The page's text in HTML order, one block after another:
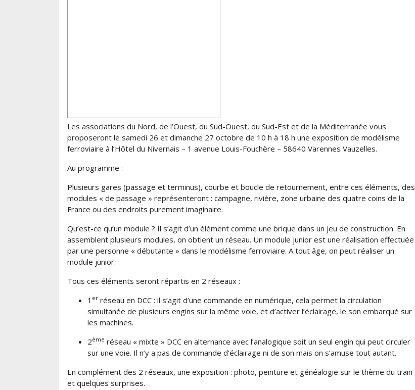
Les associations du Nord, de l’Ouest, du Sud-Ouest, du Sud-Est et de la Méditerranée vous
proposeront le samedi 26 et dimanche 27 octobre de 10 h à 18 h une exposition de modélisme
ferroviaire à l’Hôtel du Nivernais – 1 avenue Louis-Fouchère – 58640 Varennes Vauzelles.
Au programme :
Plusieurs gares (passage et terminus), courbe et boucle de retournement, entre ces éléments, des
modules « de passage » représenteront : campagne, rivière, zone urbaine des quatre coins de la
France ou des endroits purement imaginaire.
Qu’est-ce qu’un module ? Il s’agit d’un élément comme une brique dans un jeu de construction. En
assemblent plusieurs modules, on obtient un réseau. Un module junior est une réalisation effectuée
par une personne « débutante » dans le modélisme ferroviaire. A tout âge, on peut réaliser un
module junior.
Tous ces éléments seront répartis en 2 réseaux :
1 er réseau en DCC : il s’agit d’une commande en numérique, cela permet la circulation
simultanée de plusieurs engins sur la même voie, et d’activer l’éclairage, le son embarqué sur
les machines.
2ème réseau « mixte » DCC en alternance avec l’analogique soit un seul engin qui peut circuler
sur une voie. Il n’y a pas de commande d’éclairage ni de son mais on s’amuse tout autant.
En complément des 2 réseaux, une exposition : photo, peinture et généalogie sur le thème du train
et quelques surprises.